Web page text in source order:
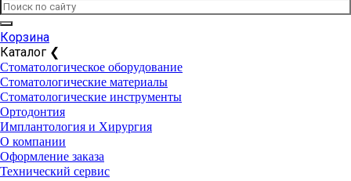
Корзина
Каталог ❮
Стоматологическое оборудование
Стоматологические материалы
Стоматологические инструменты
Ортодонтия
Имплантология и Хирургия
О компании
Оформление заказа
Технический сервис